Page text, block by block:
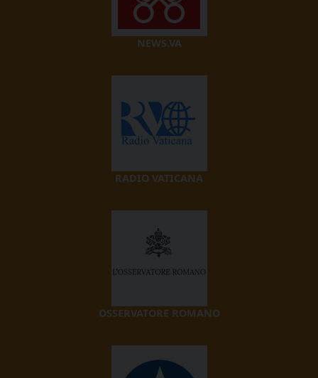
NEWS.VA
RADIO VATICANA
OSSERVATORE ROMANO